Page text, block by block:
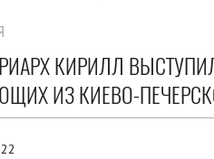
КИРИЛЛ
ИЗ КИЕВО-